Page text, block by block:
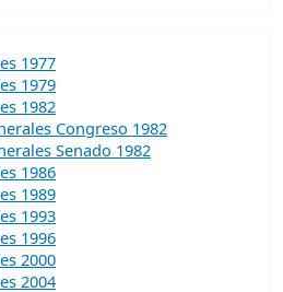
1977
1979
1982
Congreso 1982
Senado 1982
1986
1989
1993
1996
2000
2004